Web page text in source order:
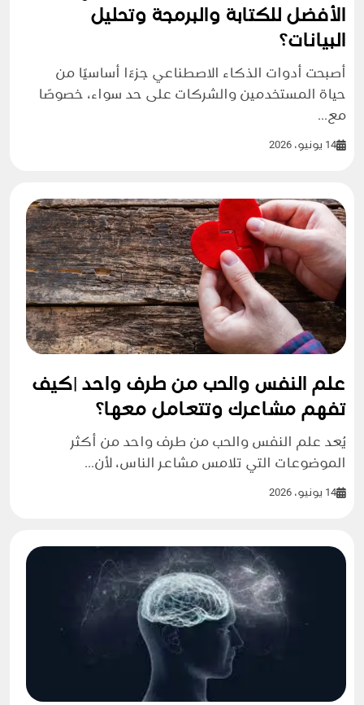
الأفضل للكتابة والبرمجة وتحليل
البيانات؟
أصبحت أدوات الذكاء الاصطناعي جزءًا أساسيًا من
حياة المستخدمين والشركات على حد سواء، خصوصًا
مع...
14 يونيو، 2026
علم النفس والحب من طرف واحد |كيف
تفهم مشاعرك وتتعامل معها؟
يُعد علم النفس والحب من طرف واحد من أكثر
الموضوعات التي تلامس مشاعر الناس، لأن...
14 يونيو، 2026